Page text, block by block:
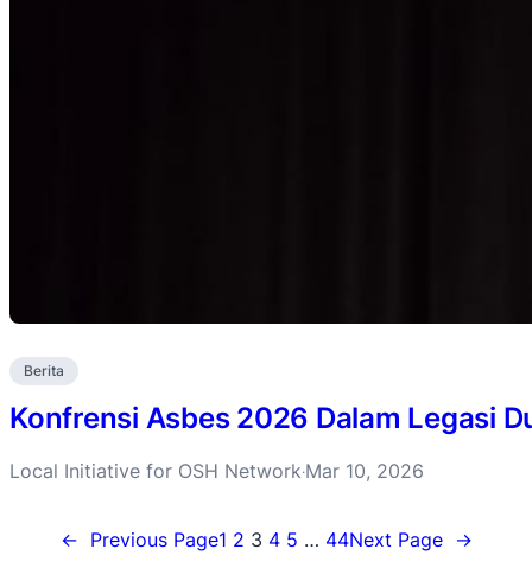
Berita
Konfrensi Asbes 2026 Dalam Legasi
Local Initiative for OSH Network·Mar 10, 2026
← Previous Page1 2 3 4 5 … 44Next Page →